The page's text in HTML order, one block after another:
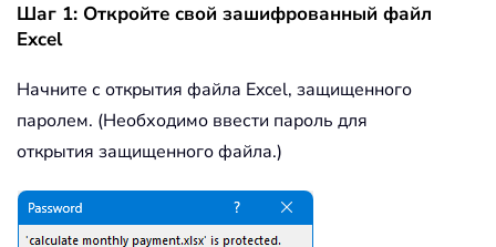
Шаг 1: Откройте свой зашифрованный файл
Excel
Начните с открытия файла Excel, защищенного
паролем. (Необходимо ввести пароль для
открытия защищенного файла.)